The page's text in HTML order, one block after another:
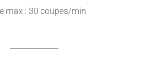
max : 30 coupes/min